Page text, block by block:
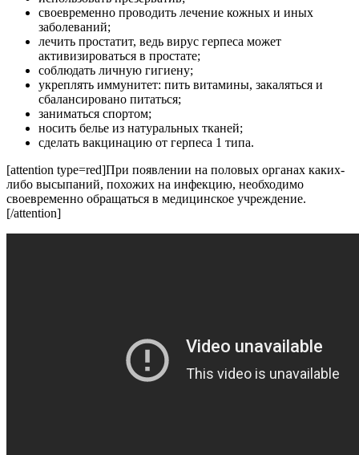
своевременно проводить лечение кожных и иных
заболеваний;
лечить простатит, ведь вирус герпеса может
активизироваться в простате;
соблюдать личную гигиену;
укреплять иммунитет: пить витамины, закаляться и
сбалансировано питаться;
заниматься спортом;
носить белье из натуральных тканей;
сделать вакцинацию от герпеса 1 типа.
[attention type=red]При появлении на половых органах каких-
либо высыпаний, похожих на инфекцию, необходимо
своевременно обращаться в медицинское учреждение.
[/attention]